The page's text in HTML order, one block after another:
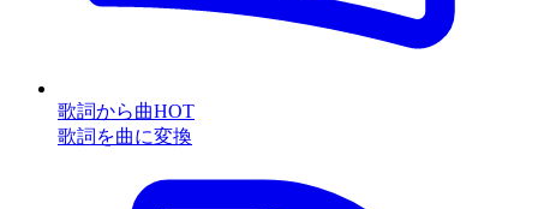
歌詞から曲HOT
歌詞を曲に変換